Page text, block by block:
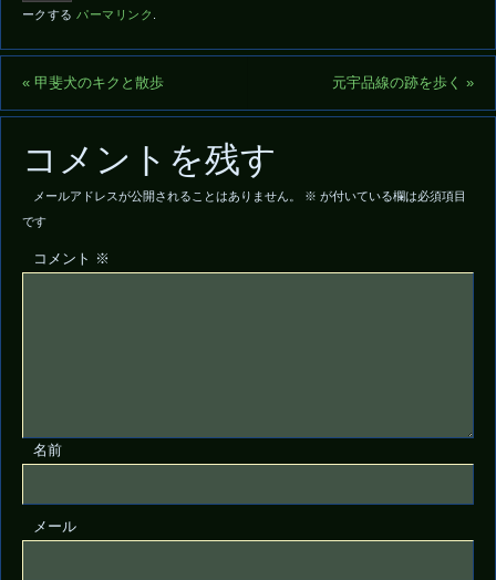
ークする パーマリンク
«甲斐犬のキクと散歩 元宇品線の跡を歩く»
コメントを残す
メールアドレスが公開されることはありません。 ※ が付いている欄は必須項目
です
コメント ※
名前
メール